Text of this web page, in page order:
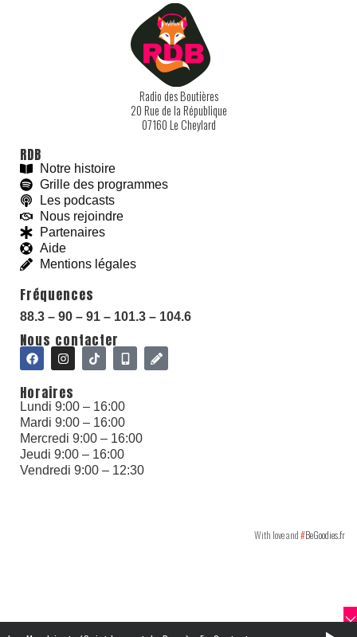
With love and #BeGoodies.fr
Radio des Boutières
20 Rue de la République
07160 Le Cheylard
RDB
Notre histoire
Grille des programmes
Les podcasts
Nous rejoindre
Partenaires
Aide
Mentions légales
Fréquences
88.3 – 90 – 91 – 101.3 – 104.6
Nous contacter
Horaires
Lundi 9:00 – 16:00
Mardi 9:00 – 16:00
Mercredi 9:00 – 16:00
Jeudi 9:00 – 16:00
Vendredi 9:00 – 12:30
With love and#BeGoodies.fr